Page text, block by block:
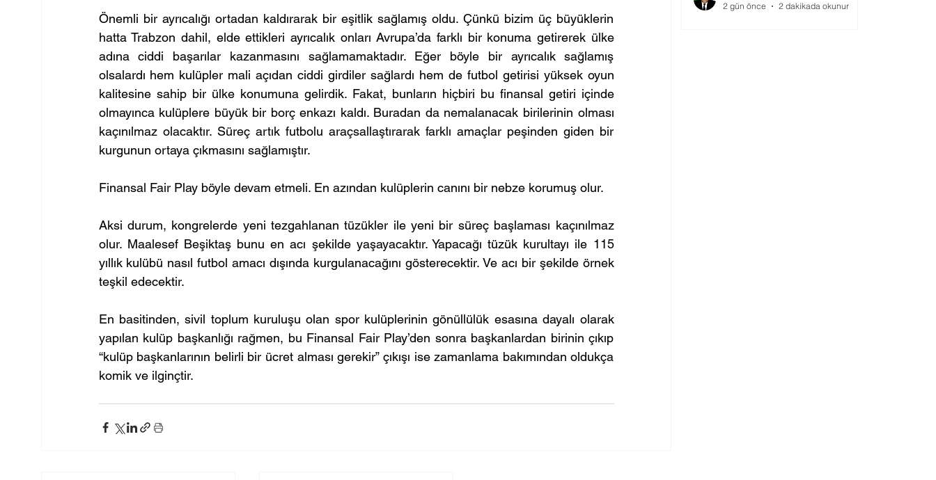
Önemli bir ayrıcalığı ortadan kaldırarak bir eşitlik sağlamış oldu. Çünkü bizim üç büyüklerin
hatta Trabzon dahil, elde ettikleri ayrıcalık onları Avrupa’da farklı bir konuma getirerek ülke
adına ciddi başarılar kazanmasını sağlamamaktadır. Eğer böyle bir ayrıcalık sağlamış
olsalardı hem kulüpler mali açıdan ciddi girdiler sağlardı hem de futbol getirisi yüksek oyun
kalitesine sahip bir ülke konumuna gelirdik. Fakat, bunların hiçbiri bu finansal getiri içinde
olmayınca kulüplere büyük bir borç enkazı kaldı. Buradan da nemalanacak birilerinin olması
kaçınılmaz olacaktır. Süreç artık futbolu araçsallaştırarak farklı amaçlar peşinden giden bir
kurgunun ortaya çıkmasını sağlamıştır.
Finansal Fair Play böyle devam etmeli. En azından kulüplerin canını bir nebze korumuş olur.
Aksi durum, kongrelerde yeni tezgahlanan tüzükler ile yeni bir süreç başlaması kaçınılmaz
olur. Maalesef Beşiktaş bunu en acı şekilde yaşayacaktır. Yapacağı tüzük kurultayı ile 115
yıllık kulübü nasıl futbol amacı dışında kurgulanacağını gösterecektir. Ve acı bir şekilde örnek
teşkil edecektir.
En basitinden, sivil toplum kuruluşu olan spor kulüplerinin gönüllülük esasına dayalı olarak
yapılan kulüp başkanlığı rağmen, bu Finansal Fair Play’den sonra başkanlardan birinin çıkıp
“kulüp başkanlarının belirli bir ücret alması gerekir” çıkışı ise zamanlama bakımından oldukça
komik ve ilginçtir.
2 gün önce
2 dakikada okunur